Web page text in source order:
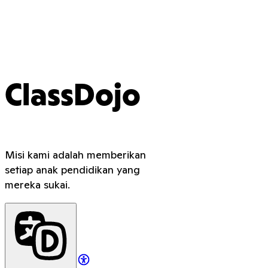
ClassDojo
Misi kami adalah memberikan
setiap anak pendidikan yang
mereka sukai.